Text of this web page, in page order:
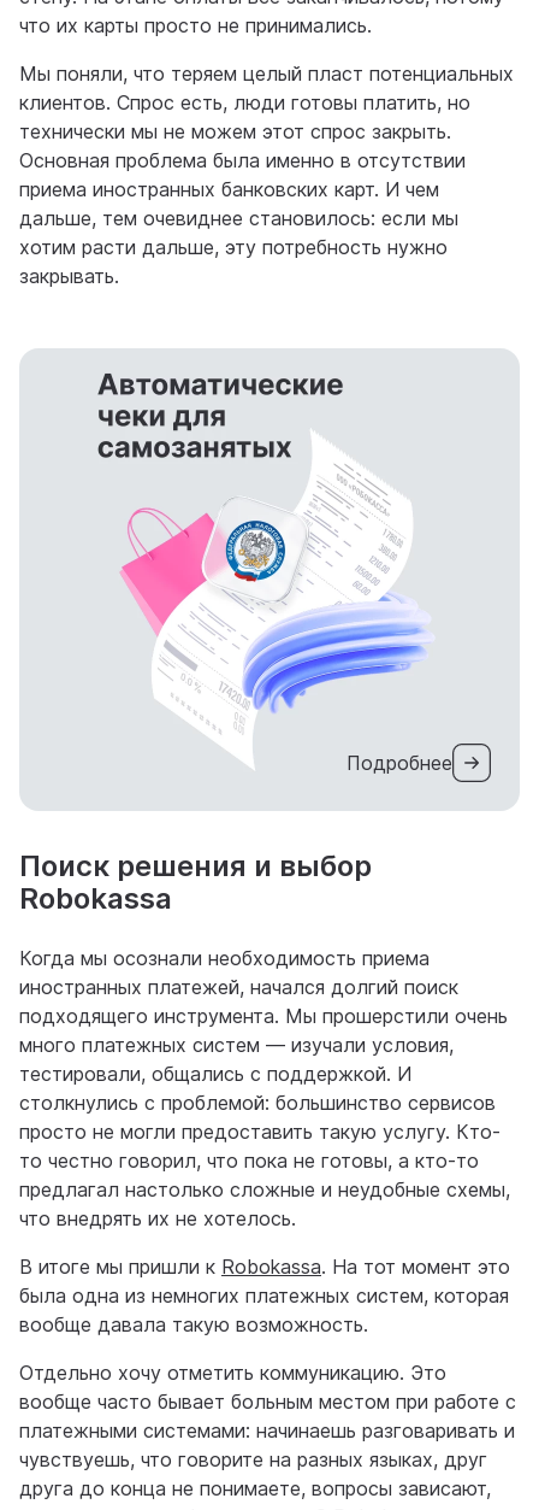
что их карты просто не принимались.
Мы поняли, что теряем целый пласт потенциальных
клиентов. Спрос есть, люди готовы платить, но
технически мы не можем этот спрос закрыть.
Основная проблема была именно в отсутствии
приема иностранных банковских карт. И чем
дальше, тем очевиднее становилось: если мы
хотим расти дальше, эту потребность нужно
закрывать.
Подробнее
Поиск решения и выбор
Robokassa
Когда мы осознали необходимость приема
иностранных платежей, начался долгий поиск
подходящего инструмента. Мы прошерстили очень
много платежных систем — изучали условия,
тестировали, общались с поддержкой. И
столкнулись с проблемой: большинство сервисов
просто не могли предоставить такую услугу. Кто-
то честно говорил, что пока не готовы, а кто-то
предлагал настолько сложные и неудобные схемы,
что внедрять их не хотелось.
В итоге мы пришли к Robokassa. На тот момент это
была одна из немногих платежных систем, которая
вообще давала такую возможность.
Отдельно хочу отметить коммуникацию. Это
вообще часто бывает больным местом при работе с
платежными системами: начинаешь разговаривать и
чувствуешь, что говорите на разных языках, друг
друга до конца не понимаете, вопросы зависают,